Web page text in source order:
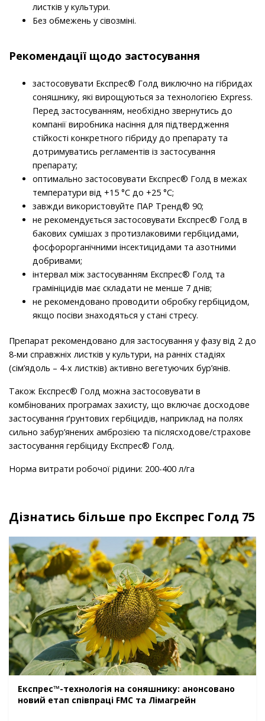
листків у культури.
Без обмежень у сівозміні.
Рекомендації щодо застосування
застосовувати Експрес® Голд виключно на гібридах
соняшнику, які вирощуються за технологією Express.
Перед застосуванням, необхідно звернутись до
компанії виробника насіння для підтвердження
стійкості конкретного гібриду до препарату та
дотримуватись регламентів із застосування
препарату;
оптимально застосовувати Експрес® Голд в межах
температури від +15 °C до +25 °C;
завжди використовуйте ПАР Тренд® 90;
не рекомендується застосовувати Експрес® Голд в
бакових сумішах з протизлаковими гербіцидами,
фосфорорганічними інсектицидами та азотними
добривами;
інтервал між застосуванням Експрес® Голд та
грамініцидів має складати не менше 7 днів;
не рекомендовано проводити обробку гербіцидом,
якщо посіви знаходяться у стані стресу.
Препарат рекомендовано для застосування у фазу від 2 до
8-ми справжніх листків у культури, на ранніх стадіях
(сім’ядоль – 4-х листків) активно вегетуючих бур’янів.
Також Експрес® Голд можна застосовувати в
комбінованих програмах захисту, що включає досходове
застосування ґрунтових гербіцидів, наприклад на полях
сильно забур’янених амброзією та післясходове/страхове
застосування гербіциду Експрес® Голд.
Норма витрати робочої рідини: 200-400 л/га
Дізнатись більше про Експрес Голд 75
Експрес™-технологія на соняшнику: анонсовано
новий етап співпраці FMC та Лімагрейн